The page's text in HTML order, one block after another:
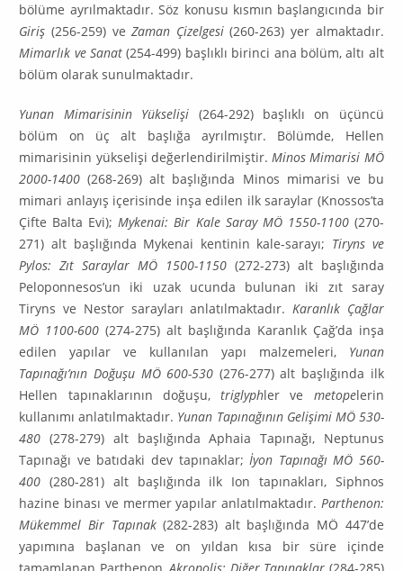
bölüme ayrılmaktadır. Söz konusu kısmın başlangıcında bir
Giriş (256-259) veZaman Çizelgesi(260-263) yer almaktadır.
Mimarlık ve Sanat (254-499) baş­lıklı birinci ana bölüm, altı alt
bölüm olarak sunulmaktadır.
Yunan Mimarisinin Yükselişi (264-292) başlıklı on üçüncü
bölüm on üç alt başlığa ayrılmıştır. Bö­lümde, Hellen
mimarisinin yükselişi değerlendirilmiştir.Minos Mimarisi MÖ
2000-1400 (268-269) alt başlığında Minos mimarisi ve bu
mimari anlayış içerisinde inşa edilen ilk saraylar (Knos­sos’ta
Çifte Balta Evi);Mykenai: Bir Kale Saray MÖ 1550-1100 (270-
271) alt başlığında Mykenai kentinin kale-sarayı; Tiryns ve
Pylos: Zıt Saraylar MÖ 1500-1150(272-273) alt başlığında
Peloponnesos’un iki uzak ucunda bulunan iki zıt saray
Tiryns ve Nestor sarayları anlatılmaktadır.Karanlık Çağlar
MÖ 1100-600 (274-275) alt başlığında Karanlık Çağ’da inşa
edilen yapılar ve kulla­nılan yapı malzemeleri, Yunan
Tapınağı’nın Doğuşu MÖ 600-530 (276-277) alt başlığında ilk
Hellen tapınaklarının doğuşu,triglyphler ve metopelerin
kullanımı anlatılmaktadır. Yunan Tapı­nağının Gelişimi MÖ 530-
480 (278-279) alt başlığında Aphaia Tapınağı, Neptunus
Tapınağı ve batıdaki dev tapınaklar;İyon Tapınağı MÖ 560-
400(280-281) alt başlığında ilk Ion tapınakları, Siphnos
hazine binası ve mermer yapılar anlatılmaktadır. Parthenon:
Mükemmel Bir Tapınak(282-283) alt başlığında MÖ 447’de
yapımına başlanan ve on yıldan kısa bir süre içinde